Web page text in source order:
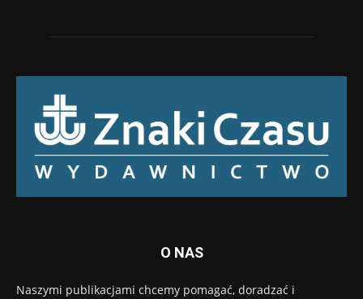
O NAS
Naszymi publikacjami chcemy pomagać, doradzać i